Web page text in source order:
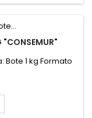
"CONSEMUR"
Bote 1 kg Formato